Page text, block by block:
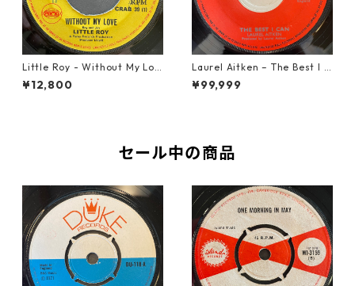
Little Roy - Without My Lov
e【7-21990】
¥12,800
Laurel Aitken ‎– The Best I C
an【7-22012】
¥99,999
セール中の商品